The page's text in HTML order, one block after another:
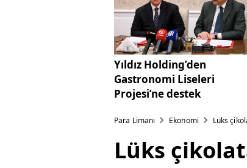
Yıldız Holding’den
Gastronomi Liseleri
Projesi’ne destek
Para Limanı Ekonomi Lüks
Lüks